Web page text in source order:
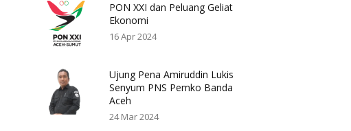
PON XXI dan Peluang Geliat
Ekonomi
16 Apr 2024
Ujung Pena Amiruddin Lukis
Senyum PNS Pemko Banda
Aceh
24 Mar 2024